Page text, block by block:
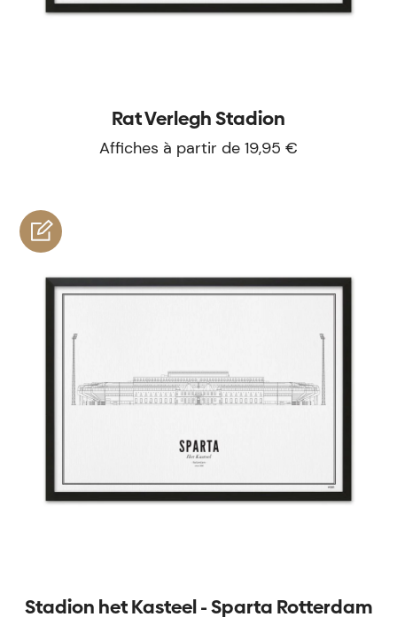
Rat Verlegh Stadion
Affiches à partir de 19,95 €
Stadion het Kasteel - Sparta Rotterdam